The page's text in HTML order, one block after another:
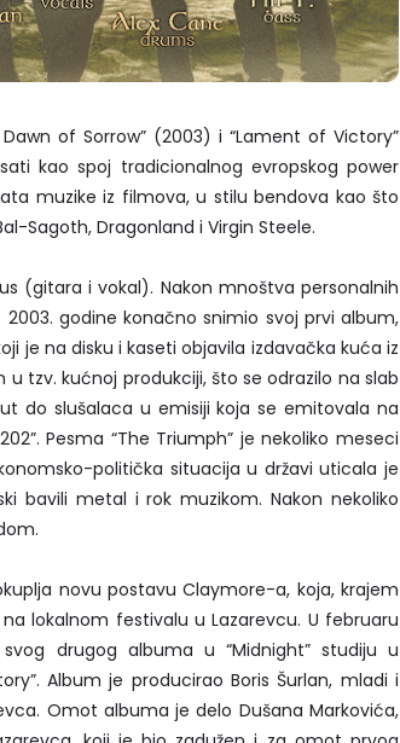
of Sorrow” (2003) i “Lament of Victory”
kao spoj tradicionalnog evropskog power
muzike iz filmova, u stilu bendova kao što
Sagoth, Dragonland i Virgin Steele.
(gitara i vokal). Nakon mnoštva personalnih
godine konačno snimio svoj prvi album,
je na disku i kaseti objavila izdavačka kuća iz
u tzv. kućnoj produkciji, što se odrazilo na slab
do slušalaca u emisiji koja se emitovala na
Pesma “The Triumph” je nekoliko meseci
politička situacija u državi uticala je
bavili metal i rok muzikom. Nakon nekoliko
novu postavu Claymore-a, koja, krajem
lokalnom festivalu u Lazarevcu. U februaru
drugog albuma u “Midnight” studiju u
Album je producirao Boris Šurlan, mladi i
Omot albuma je delo Dušana Markovića,